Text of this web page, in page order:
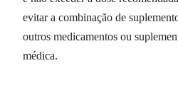
evitar a combinação de
outros medicamentos ou
médica.